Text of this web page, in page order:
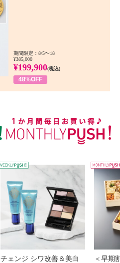
期間限定：8/5〜18
¥385,000
¥199,900(税込)
48%OFF
WEEKLY PUSH
チェンジ シワ改善＆美白
＜早期